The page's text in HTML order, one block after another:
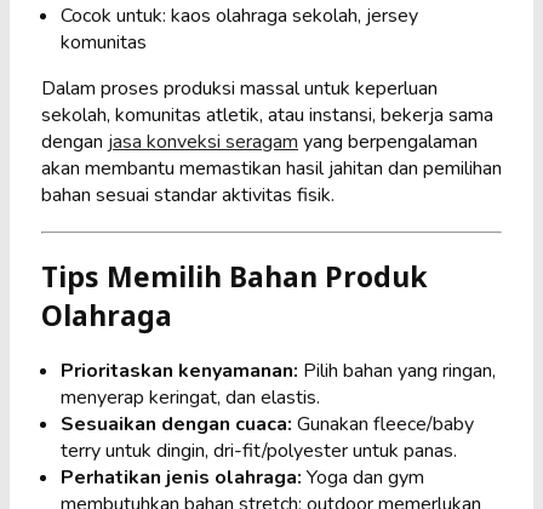
Cocok untuk: kaos olahraga sekolah, jersey
komunitas
Dalam proses produksi massal untuk keperluan
sekolah, komunitas atletik, atau instansi, bekerja sama
dengan jasa konveksi seragam yang berpengalaman
akan membantu memastikan hasil jahitan dan pemilihan
bahan sesuai standar aktivitas fisik.
Tips Memilih Bahan Produk
Olahraga
Prioritaskan kenyamanan: Pilih bahan yang ringan,
menyerap keringat, dan elastis.
Sesuaikan dengan cuaca: Gunakan fleece/baby
terry untuk dingin, dri-fit/polyester untuk panas.
Perhatikan jenis olahraga: Yoga dan gym